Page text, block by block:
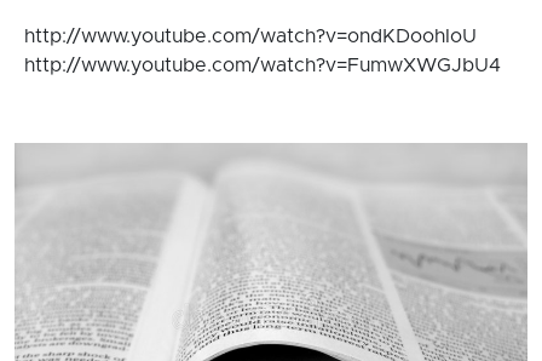
http://www.youtube.com/watch?v=ondKDoohIoU
http://www.youtube.com/watch?v=FumwXWGJbU4